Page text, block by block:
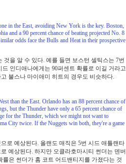
in the East, avoiding New York is the key. Boston,
and a 90 percent chance of beating projected No. 8
odds face the Bulls and Heat in their prospective
을 알 수 있다. 예를 들면 보스턴 셀틱스는 7번
인디애나에게는 90퍼센트 확률로 이길 거라고
불스나 마이애미 히트의 경우도 비슷하다.
than the East. Orlando has an 88 percent chance of
but the Thunder have only a 65 percent chance of
for the Thunder, which we might not want to
City twice. If the Nuggets win both, they're a game
로 예상된다. 올랜도 매직은 5번 시드 애틀랜타
예상된다. 하지만 오클라호마시티 썬더는 덴버
은 썬더가 홈 코트 어드밴티지를 가졌다는 것